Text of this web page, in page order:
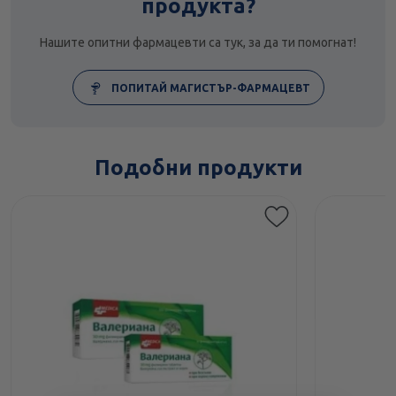
продукта?
Нашите опитни фармацевти са тук, за да ти помогнат!
ПОПИТАЙ МАГИСТЪР-ФАРМАЦЕВТ
Подобни продукти